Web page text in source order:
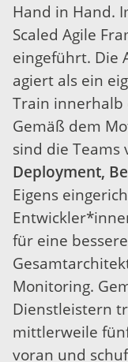
Hand in Hand.
Scaled Agile
eingeführt. Die
agiert als ein
Train innerhalb
Gemäß dem
sind die
Deployment,
Eigens
für eine
Monitoring.
Dienstleistern
mittlerweile
voran und